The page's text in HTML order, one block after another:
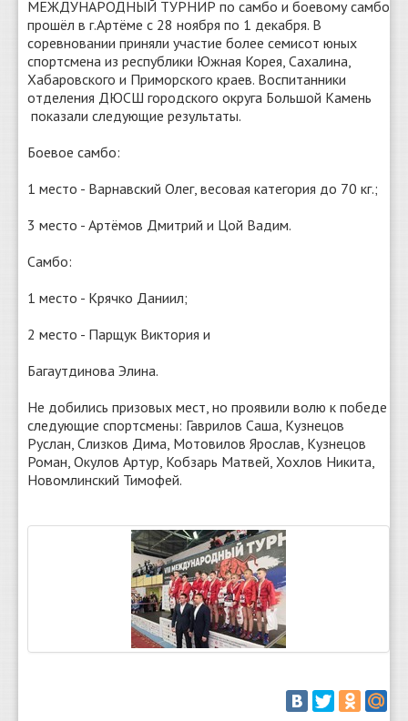
МЕЖДУНАРОДНЫЙ ТУРНИР по самбо и боевому самбо
прошёл в г.Артёме с 28 ноября по 1 декабря. В
соревновании приняли участие более семисот юных
спортсмена из республики Южная Корея, Сахалина,
Хабаровского и Приморского краев. Воспитанники
отделения ДЮСШ городского округа Большой Камень
показали следующие результаты.
Боевое самбо:
1 место - Варнавский Олег, весовая категория до 70 кг.;
3 место - Артёмов Дмитрий и Цой Вадим.
Самбо:
1 место - Крячко Даниил;
2 место - Парщук Виктория и
Багаутдинова Элина.
Не добились призовых мест, но проявили волю к победе
следующие спортсмены: Гаврилов Саша, Кузнецов
Руслан, Слизков Дима, Мотовилов Ярослав, Кузнецов
Роман, Окулов Артур, Кобзарь Матвей, Хохлов Никита,
Новомлинский Тимофей.